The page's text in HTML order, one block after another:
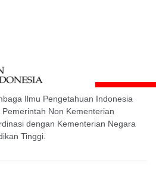
Ilmu Pengetahuan Indonesia
Non Kementerian
dengan Kementerian Negara
Tinggi.